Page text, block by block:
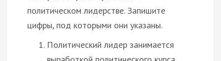
политическом лидерстве. Запишите
цифры, под которыми они указаны.
Политический лидер занимается